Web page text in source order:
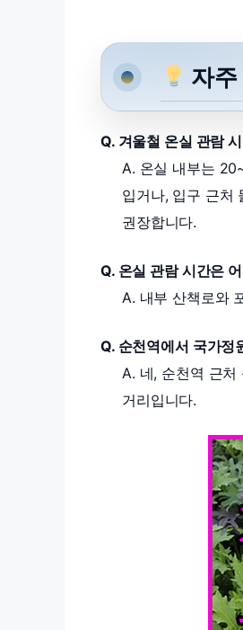
자
Q. 겨울철 온실 관람
A. 온실 내부는
입거나, 입구 근처
권장합니다.
Q. 온실 관람 시간은
A. 내부 산책로와
Q. 순천역에서 국가정
A. 네, 순천역 근처
거리입니다.